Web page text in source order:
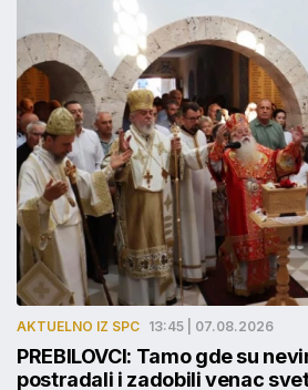
AKTUELNO IZ SPC 13:45 | 07.08.2026
PREBILOVCI: Tamo gde su
postradali i zadobili venac